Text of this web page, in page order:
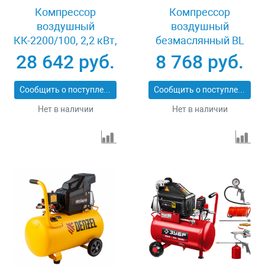
Компрессор
воздушный
КК-2200/100, 2,2 кВт,
350 л/мин, 100 л,
прямой привод,
масляный MTX 58033
28 642 руб.
Сообщить о поступлении
Нет в наличии
Компрессор
воздушный
безмаслянный BL
1100/6 1100Вт,
ресивер 6 литров,
180 л/мин Сибртех
58059
8 768 руб.
Сообщить о поступлении
Нет в наличии